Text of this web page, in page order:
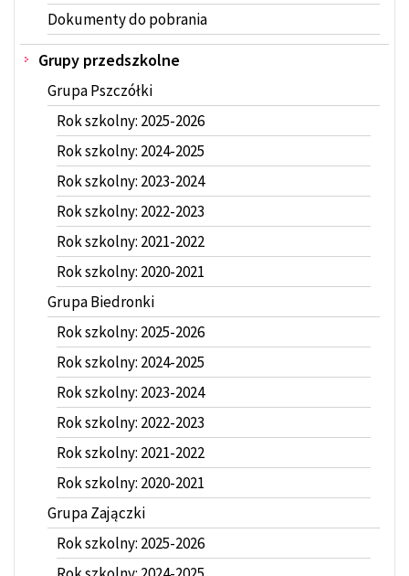
Dokumenty do pobrania
Grupy przedszkolne
Grupa Pszczółki
Rok szkolny: 2025-2026
Rok szkolny: 2024-2025
Rok szkolny: 2023-2024
Rok szkolny: 2022-2023
Rok szkolny: 2021-2022
Rok szkolny: 2020-2021
Grupa Biedronki
Rok szkolny: 2025-2026
Rok szkolny: 2024-2025
Rok szkolny: 2023-2024
Rok szkolny: 2022-2023
Rok szkolny: 2021-2022
Rok szkolny: 2020-2021
Grupa Zajączki
Rok szkolny: 2025-2026